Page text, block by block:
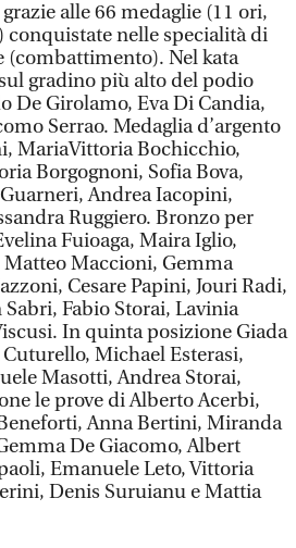
alle 66 medaglie (11 ori,
conquistate nelle specialità di
(combattimento). Nel kata
gradino più alto del podio
De Girolamo, Eva Di Candia,
Serrao. Medaglia d’argento
MariaVittoria Bochicchio,
Borgognoni, Sofia Bova,
Andrea Iacopini,
Ruggiero. Bronzo per
Fuioaga, Maira Iglio,
Matteo Maccioni, Gemma
Cesare Papini, Jouri Radi,
Fabio Storai, Lavinia
In quinta posizione Giada
Michael Esterasi,
Masotti, Andrea Storai,
le prove di Alberto Acerbi,
Anna Bertini, Miranda
De Giacomo, Albert
Emanuele Leto, Vittoria
Denis Suruianu e Mattia